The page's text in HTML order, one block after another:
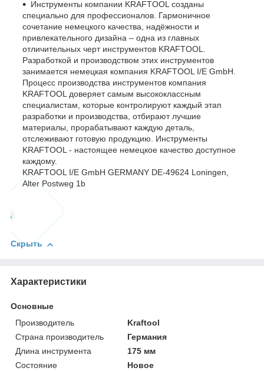
Инструменты компании KRAFTOOL созданы
специально для профессионалов. Гармоничное
сочетание немецкого качества, надёжности и
привлекательного дизайна – одна из главных
отличительных черт инструментов KRAFTOOL.
Разработкой и производством этих инструментов
занимается немецкая компания KRAFTOOL I/E GmbH.
Процесс производства инструментов компания
KRAFTOOL доверяет самым высококлассным
специалистам, которые контролируют каждый этап
разработки и производства, отбирают лучшие
материалы, прорабатывают каждую деталь,
отслеживают готовую продукцию. Инструменты
KRAFTOOL - настоящее немецкое качество доступное
каждому.
KRAFTOOL I/E GmbH GERMANY DE-49624 Loningen,
Alter Postweg 1b
Скрыть
Характеристики
Основные
Производитель
Kraftool
Страна производитель
Германия
Длина инструмента
175 мм
Состояние
Новое